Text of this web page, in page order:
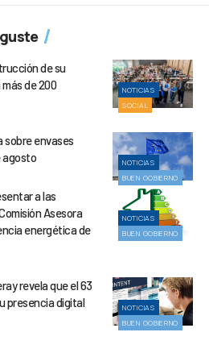
NOTICIAS
SOCIAL
de su
de 200
NOTICIAS
BUEN GOBIERNO
sobre envases
agosto
NOTICIAS
BUEN GOBIERNO
a las
Asesora
energética de
NOTICIAS
BUEN GOBIERNO
revela que el 63
presencia digital